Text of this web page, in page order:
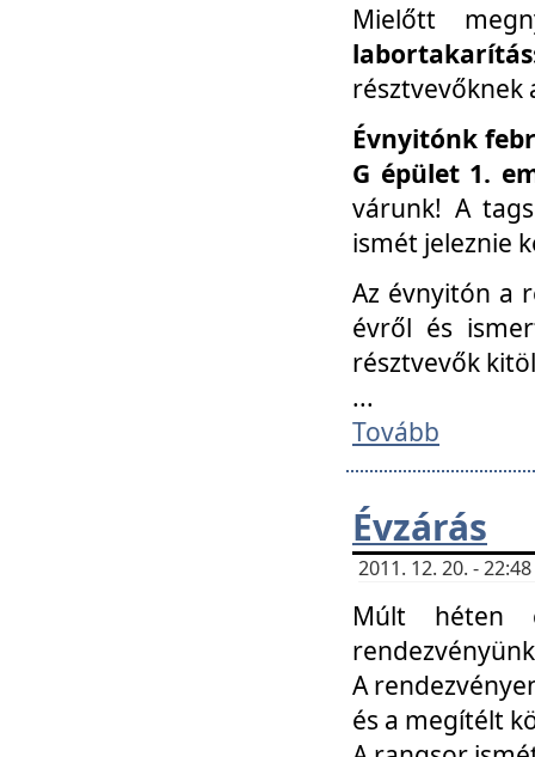
Mielőtt
labortakarítás
résztvevőknek
Évnyitónk
G épület 1.
várunk! A
ismét jeleznie
Az évnyitón a
évről és
résztvevők
...
Tovább
Évzárás
2011. 12. 20. -
Múlt héten
A
és a megítélt